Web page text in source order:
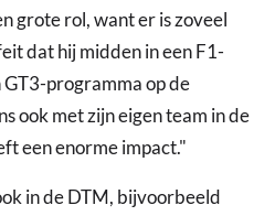
grote rol, want er is zoveel
dat hij midden in een F1-
GT3-programma op de
ook met zijn eigen team in de
een enorme impact."
in de DTM, bijvoorbeeld